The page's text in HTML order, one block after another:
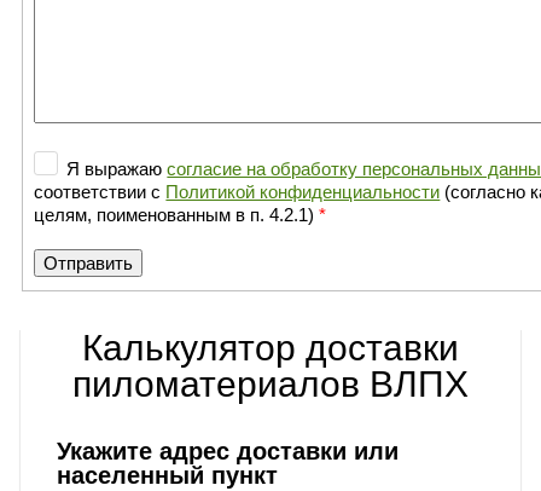
Я выражаюсогласие на обработку персональных
соответствии с Политикой конфиденциальности
целям, поименованным в п. 4.2.1)*
Калькулятор доставки
пиломатериалов ВЛПХ
Укажите адрес доставки или
населенный пункт